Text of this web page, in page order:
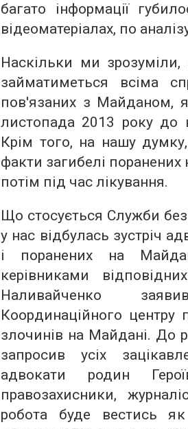
багато інформації
відеоматеріалах, по
Наскільки ми
займатиметься всіма
пов'язаних з Майданом,
листопада 2013 року до
Крім того, на нашу
факти загибелі
потім під час лікування.
Що стосується Служби
у нас відбулась зустріч
і поранених на
керівниками
Наливайченко
Координаційного центру
злочинів на Майдані. До
запросив усіх
адвокати родин
правозахисники,
робота буде вестись